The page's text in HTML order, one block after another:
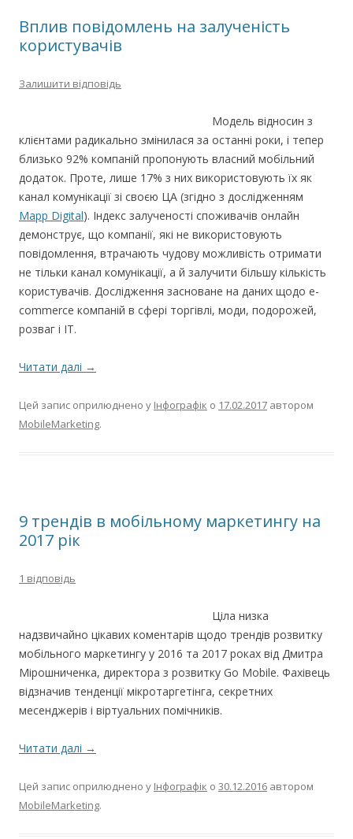
Вплив повідомлень на залученість
користувачів
Залишити відповідь
Модель відносин з
клієнтами радикально змінилася за останні роки, і тепер
близько 92% компаній пропонують власний мобільний
додаток. Проте, лише 17% з них використовують їх як
канал комунікації зі своєю ЦА (згідно з дослідженням
Mapp Digital). Індекс залученості споживачів онлайн
демонструє, що компанії, які не використовують
повідомлення, втрачають чудову можливість отримати
не тільки канал комунікації, а й залучити більшу кількість
користувачів. Дослідження засноване на даних щодо e-
commerce компаній в сфері торгівлі, моди, подорожей,
розваг і ІТ.
Читати далі →
Цей запис оприлюднено у Інфографік о 17.02.2017 автором
MobileMarketing.
9 трендів в мобільному маркетингу на
2017 рік
1 відповідь
Ціла низка
надзвичайно цікавих коментарів щодо трендів розвитку
мобільного маркетингу у 2016 та 2017 роках від Дмитра
Мірошниченка, директора з розвитку Go Mobile. Фахівець
відзначив тенденції мікротаргетінга, секретних
месенджерів і віртуальних помічників.
Читати далі →
Цей запис оприлюднено у Інфографік о 30.12.2016 автором
MobileMarketing.